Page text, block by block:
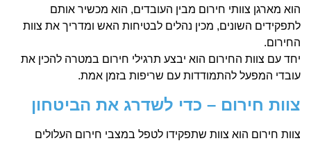
הוא מארגן צוותי חירום מבין העובדים, הוא מכשיר אותם
לתפקידים השונים, מכין נהלים לבטיחות האש ומדריך את צוות
החירום.
יחד עם צוות החירום הוא יבצע תרגילי חירום במטרה להכין את
עובדי המפעל להתמודדות עם שריפות בזמן אמת.
צוות חירום – כדי לשדרג את הביטחון
צוות חירום הוא צוות שתפקידו לטפל במצבי חירום העלולים